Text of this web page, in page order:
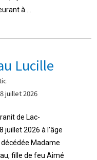
à ...
Lucille
juillet 2026
de Lac-
juillet 2026 à l’âge
Madame
fille de feu Aimé